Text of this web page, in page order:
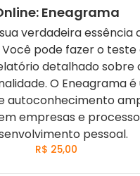
Eneagrama
verdadeira essência
pode fazer o teste
detalhado sobre
O Eneagrama é
autoconhecimento
empresas e
pessoal.
R$ 25,00